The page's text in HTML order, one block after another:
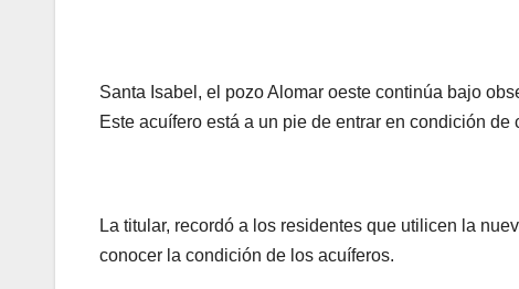
Santa Isabel, el pozo Alomar oeste continúa bajo
Este acuífero está a un pie de entrar en condición de
La titular, recordó a los residentes que utilicen la
conocer la condición de los acuíferos.